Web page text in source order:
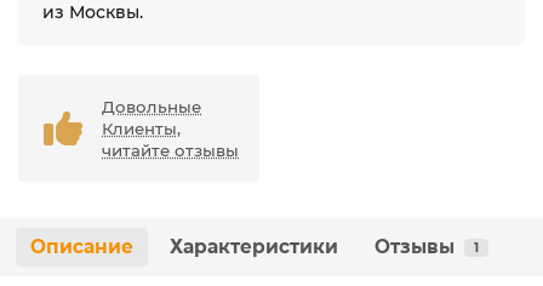
из Москвы.
Довольные
Клиенты,
читайте отзывы
Описание Характеристики Отзывы 1